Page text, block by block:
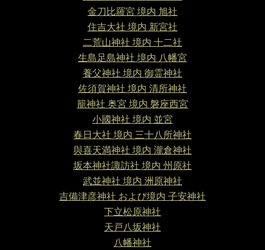
金刀比羅宮 境内 旭社
住吉大社 境内 新宮社
二荒山神社 境内 十二社
生島足島神社 境内 八幡宮
養父神社 境内 御霊神社
佐須賀神社 境内 清所神社
籠神社 奥宮 境内 磐座西宮
小國神社 境内 並宮
春日大社 境内 三十八所神社
與喜天満神社 境内 瀧倉神社
坂本神社諏訪社 境内 州原社
武並神社 境内 洲原神社
吉備津彦神社 および境内 子安神社
下立松原神社
天戸八坂神社
八幡神社